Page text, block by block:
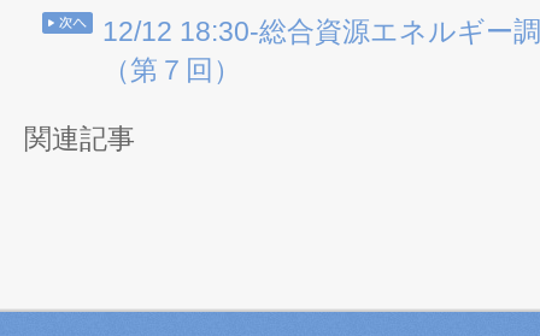
12/12 18:30-総合資源エネルギー
（第７回）
関連記事